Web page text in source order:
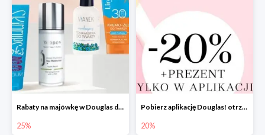
Rabaty na majówkę w Douglas do -25%
25%
Pobierz aplikację Douglas! otrzymasz zniżkę -20% + prezent
20%